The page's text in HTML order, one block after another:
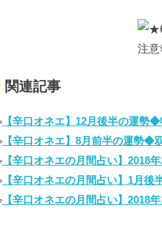
関連記事
【辛口オネエ】12月後半の運勢
【辛口オネエ】8月前半の運勢◆
【辛口オネエの月間占い】2018
【辛口オネエの月間占い】1月
【辛口オネエの月間占い】2018